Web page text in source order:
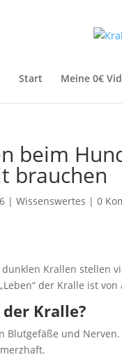
Start Meine 0€
beim
brauchen
|Wissenswertes |0
Krallen stellen
der Kralle ist
der Kralle?
Blutgefäße und